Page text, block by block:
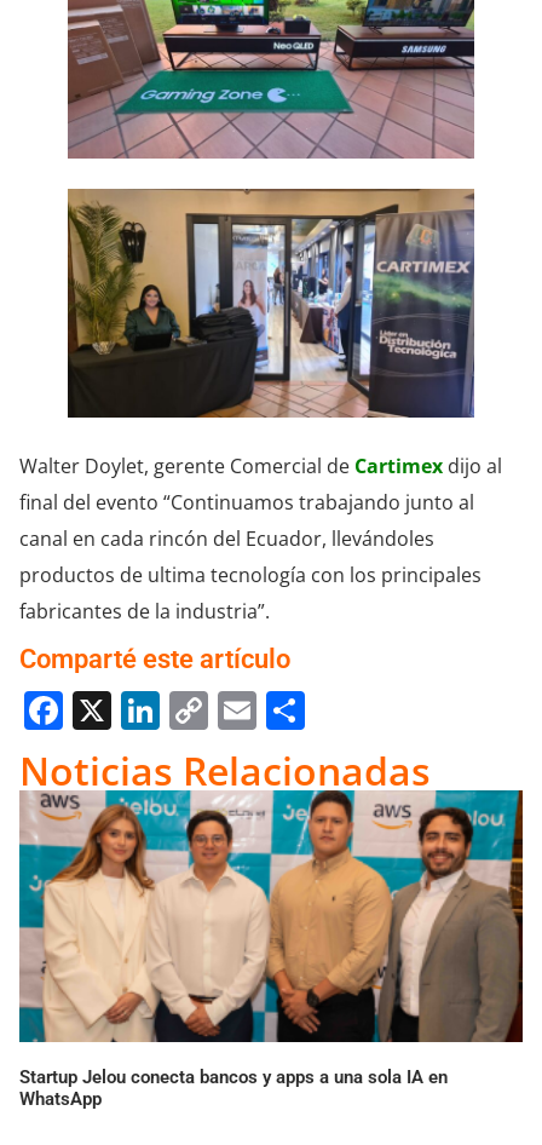
Walter Doylet, gerente Comercial de Cartimex dijo al
final del evento “Continuamos trabajando junto al
canal en cada rincón del Ecuador, llevándoles
productos de ultima tecnología con los principales
fabricantes de la industria”.
Comparté este artículo
Facebook
X LinkedIn
Copy
Link
Email
Noticias Relacionadas
Startup Jelou conecta bancos y apps a una sola IA en
WhatsApp